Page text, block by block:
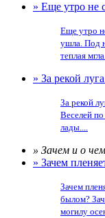
» Еще утро не
Еще утро
ушла. Под
теплая
» За рекой
За рекой
Веселей
лады....
» Зачем и о
» Зачем
Зачем
былом?
могилу